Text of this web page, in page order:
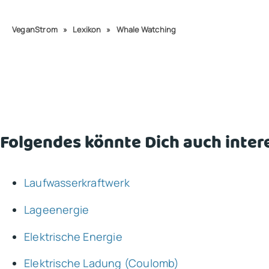
VeganStrom » Lexikon » Whale Watching
Folgendes könnte Dich auch
Laufwasserkraftwerk
Lageenergie
Elektrische Energie
Elektrische Ladung (Coulomb)